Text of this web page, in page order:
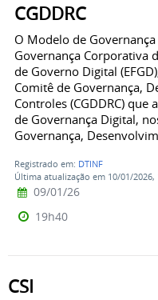
CGDDRC
O Modelo de
Governança Corporativa
de Governo Digital
Comitê de Governança,
Controles (CGDDRC)
de Governança Digital,
Governança,
Registrado em: DTINF
Última atualização em 10/01/2026,
09/01/26
19h40
CSI